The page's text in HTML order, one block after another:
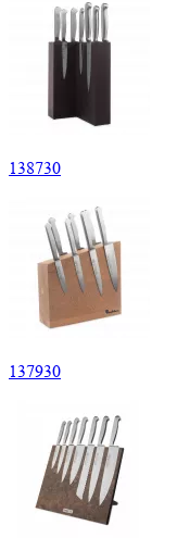
138730
137930